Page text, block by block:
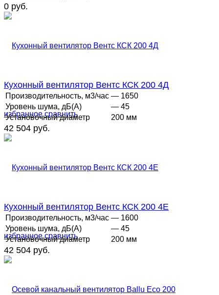
0 руб.
избранное сравнить
Кухонный вентилятор Вентс КСК 200 4Д
Производительность, м3/час — 1650
Уровень шума, дБ(А)
— 45
Установочный диаметр
200 мм
42 504 руб.
избранное сравнить
Кухонный вентилятор Вентс КСК 200 4Е
Производительность, м3/час — 1600
Уровень шума, дБ(А)
— 45
Установочный диаметр
200 мм
42 504 руб.